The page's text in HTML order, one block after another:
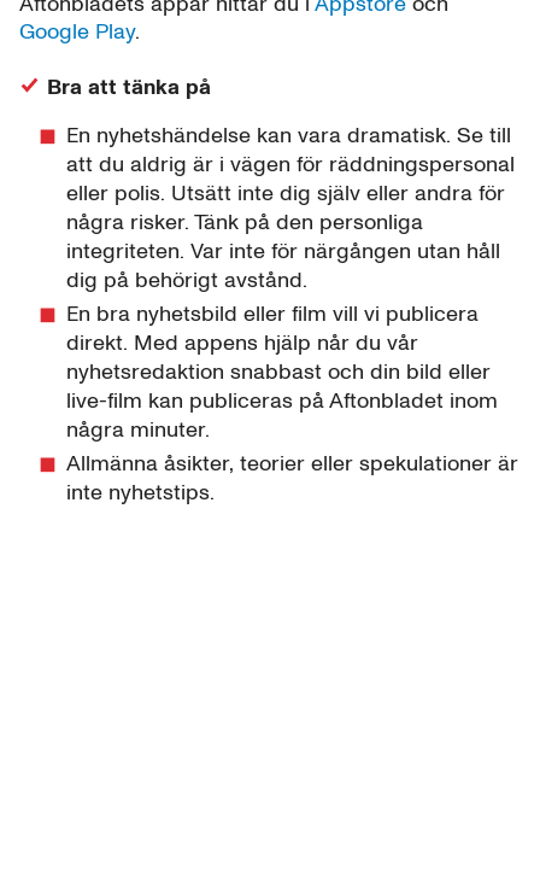
Google Play.
Bra att tänka på
En nyhetshändelse kan vara dramatisk. Se till
att du aldrig är i vägen för räddningspersonal
eller polis. Utsätt inte dig själv eller andra för
några risker. Tänk på den personliga
integriteten. Var inte för närgången utan håll
dig på behörigt avstånd.
En bra nyhetsbild eller film vill vi publicera
direkt. Med appens hjälp når du vår
nyhetsredaktion snabbast och din bild eller
live-film kan publiceras på Aftonbladet inom
några minuter.
Allmänna åsikter, teorier eller spekulationer är
inte nyhetstips.